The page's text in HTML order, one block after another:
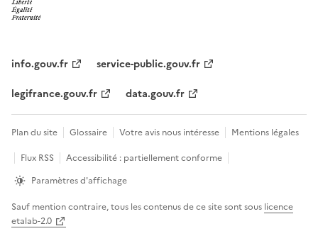
info.gouv.fr
service-public.gouv.fr
legifrance.gouv.fr
data.gouv.fr
Plan du site Glossaire Votre avis nous intéresse
Mentions légales
Flux RSS
Accessibilité : partiellement conforme
Paramètres d'affichage
Sauf mention contraire, tous les contenus de ce site sont sous licence
etalab-2.0